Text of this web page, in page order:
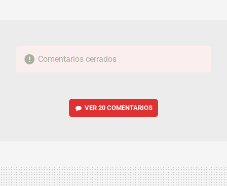
Comentarios cerrados
VER 20 COMENTARIOS